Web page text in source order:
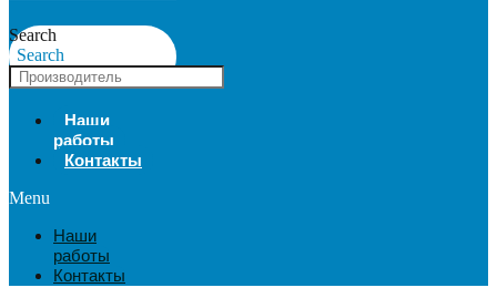
Search
Search
Наши
работы
Контакты
Menu
Наши
работы
Контакты